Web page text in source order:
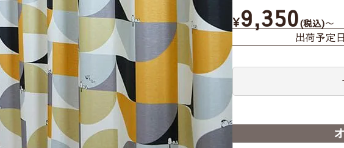
¥9,350 税込 〜
出荷予定日